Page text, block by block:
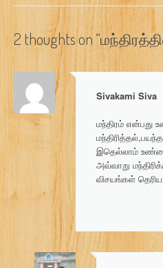
t
n
v
a
2 thoughts on “
Sivakami Siva
மந்திரம் என்பது
இதெல்லாம்
அவ்வாறு
விசயங்கள்